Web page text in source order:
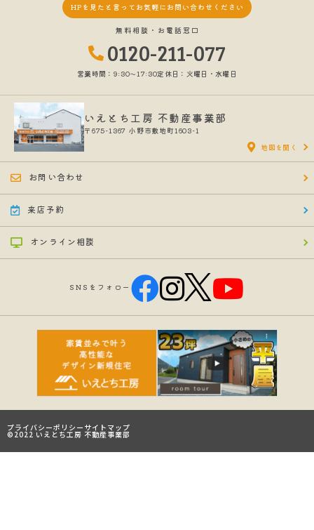
HPを見たと言って お気軽にお問い合わせください
無料相談・お電話窓口
0120-211-077
営業時間：9:30〜17:30定休日：火曜日・水曜日
いえとち工房 不動産事業部
〒675-1367 小野市敷地町1603-1
地図を開く
お問い合わせ
来店予約
オンライン相談
SNSをフォロー
プライバシーポリシー サイトマップ
©2022 いえとち工房 不動産事業部